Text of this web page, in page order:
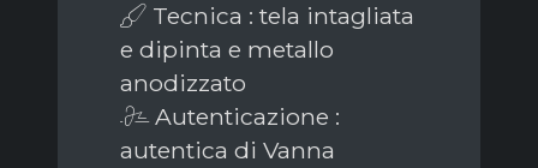
Tecnica : tela intagliata
e dipinta e metallo
anodizzato
Autenticazione :
autentica di Vanna